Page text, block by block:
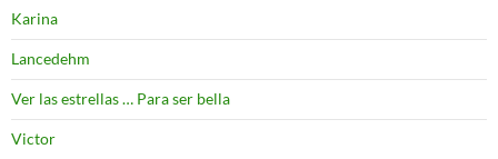
Karina
Lancedehm
Ver las estrellas … Para ser bella
Victor